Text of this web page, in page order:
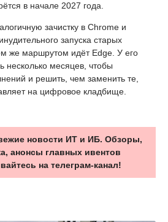
в начале 2027 года.
зачистку в Chrome и
запуска старых
же маршрутом идёт Edge. У его
несколько месяцев, чтобы
и решить, чем заменить те,
на цифровое кладбище.
новости ИТ и ИБ. Обзоры,
анонсы главных ивентов
на телеграм-канал!